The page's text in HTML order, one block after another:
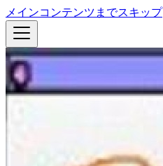
メインコンテンツまでスキップ